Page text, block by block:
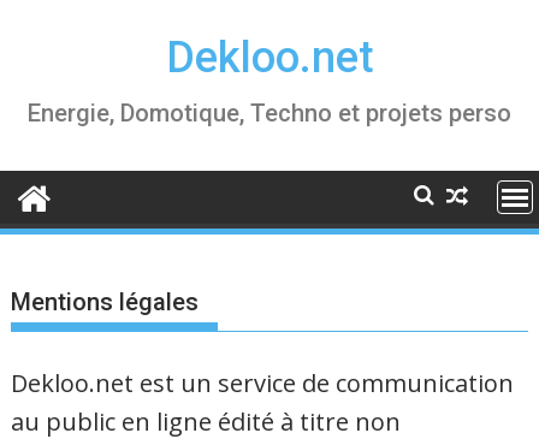
Dekloo.net
Energie, Domotique, Techno et projets perso
Mentions légales
Dekloo.net est un service de communication
au public en ligne édité à titre non